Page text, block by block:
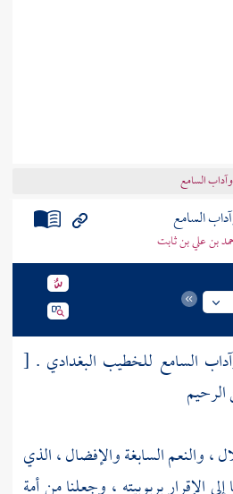
السامع
السامع
بن علي بن ثابت
السامع للخطيب البغدادي . [
الرحيم
، والنعم السابغة والإفضال ، الذي